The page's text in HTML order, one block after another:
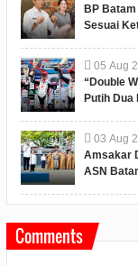
BP
Sesuai
05 Aug
“Double
Putih Dua
03 Aug
Amsakar
ASN
Comments